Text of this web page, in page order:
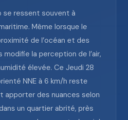
se ressent souvent à
Même lorsque le
de l’océan et des
la perception de l’air,
élevée. Ce Jeudi 28
NNE à 6 km/h reste
apporter des nuances selon
un quartier abrité, près